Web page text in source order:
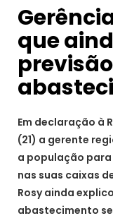
que
Em declaração à
(21) a gerente
a população
nas suas caixas
Rosy ainda
abastecimento